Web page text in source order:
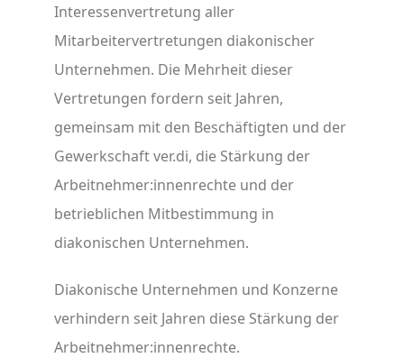
Interessenvertretung aller
Mitarbeitervertretungen diakonischer
Unternehmen. Die Mehrheit dieser
Vertretungen fordern seit Jahren,
gemeinsam mit den Beschäftigten und der
Gewerkschaft ver.di, die Stärkung der
Arbeitnehmer:innenrechte und der
betrieblichen Mitbestimmung in
diakonischen Unternehmen.
Diakonische Unternehmen und Konzerne
verhindern seit Jahren diese Stärkung der
Arbeitnehmer:innenrechte.